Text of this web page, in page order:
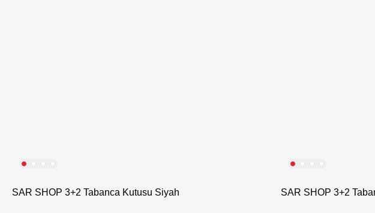
SAR SHOP 3+2 Tabanca Kutusu Siyah SAR SHOP 3+2